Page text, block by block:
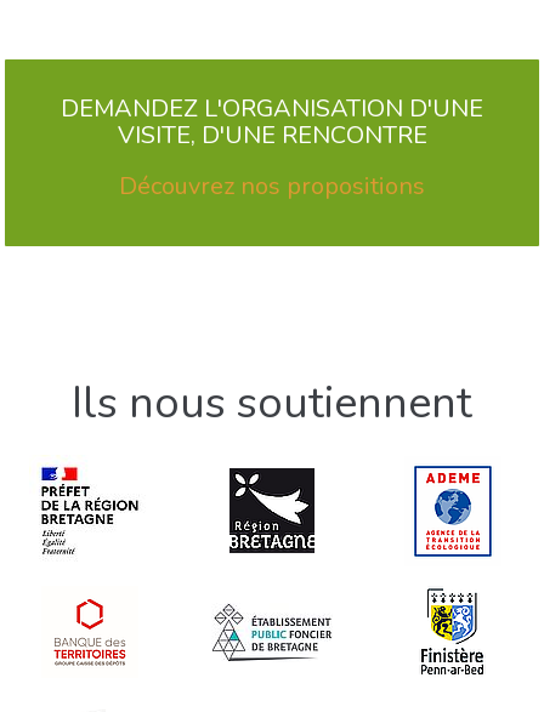
DEMANDEZ L'ORGANISATION D'UNE
VISITE, D'UNE RENCONTRE
Découvrez nos propositions
Ils nous soutiennent